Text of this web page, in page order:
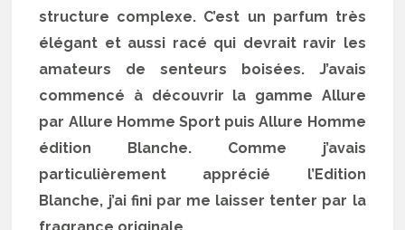
structure complexe. C’est un parfum très
élégant et aussi racé qui devrait ravir les
amateurs de senteurs boisées. J’avais
commencé à découvrir la gamme Allure
par Allure Homme Sport puis Allure Homme
édition Blanche. Comme j’avais
particulièrement apprécié l’Edition
Blanche, j’ai fini par me laisser tenter par la